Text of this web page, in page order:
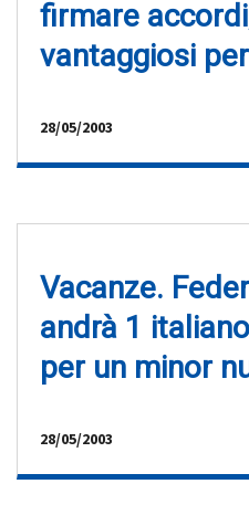
firmare
vantaggiosi
28/05/2003
Vacanze.
andrà 1
per un minor
28/05/2003